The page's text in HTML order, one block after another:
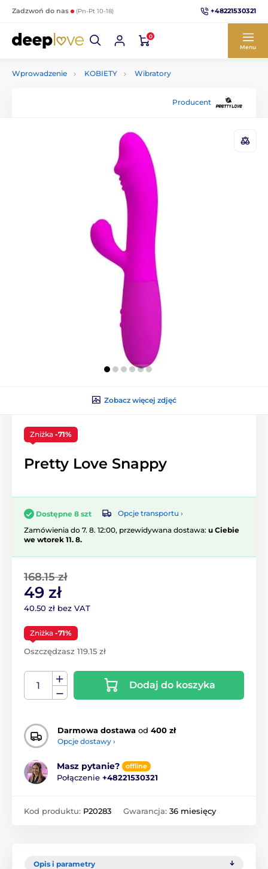
Zadzwoń do nas (Pn-Pt 10-18) +48221530321
0
Menu
Wprowadzenie KOBIETY Wibratory
Producent
Zobacz więcej zdjęć
Zniżka -71%
Pretty Love Snappy
Dostępne 8 szt
Opcje transportu ›
Zamówienia do 7. 8. 12:00, przewidywana dostawa: u Ciebie
we wtorek 11. 8.
168.15 zł
49 zł
40.50 zł bez VAT
Zniżka -71%
Oszczędzasz 119.15 zł
Dodaj do koszyka
Darmowa dostawa od 400 zł
Opcje dostawy ›
Masz pytanie? offline
Połączenie +48221530321
Kod produktu: P20283 Gwarancja: 36 miesięcy
Opis i parametry